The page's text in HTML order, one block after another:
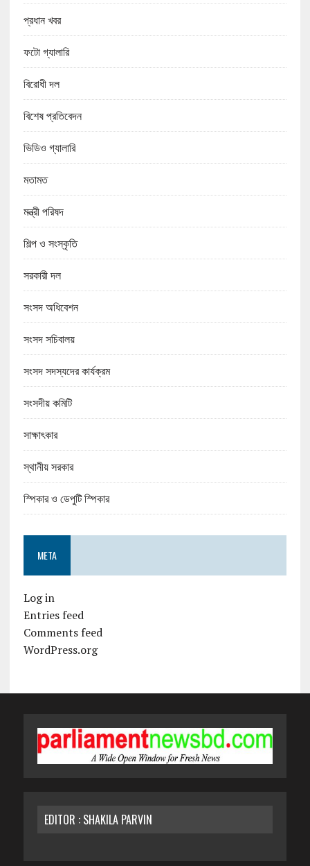
প্রধান খবর
ফটো গ্যালারি
বিরোধী দল
বিশেষ প্রতিবেদন
ভিডিও গ্যালারি
মতামত
মন্ত্রী পরিষদ
শিল্প ও সংস্কৃতি
সরকারী দল
সংসদ অধিবেশন
সংসদ সচিবালয়
সংসদ সদস্যদের কার্যক্রম
সংসদীয় কমিটি
সাক্ষাৎকার
স্থানীয় সরকার
স্পিকার ও ডেপুটি স্পিকার
META
Log in
Entries feed
Comments feed
WordPress.org
EDITOR : SHAKILA PARVIN